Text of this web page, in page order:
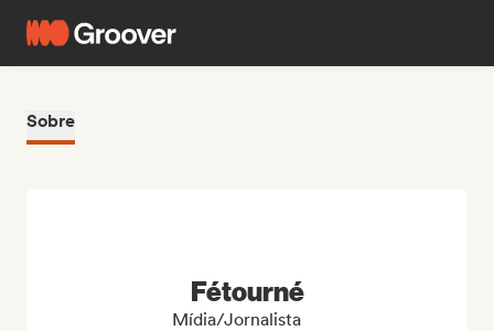
Sobre
Fétourné
Mídia/Jornalista